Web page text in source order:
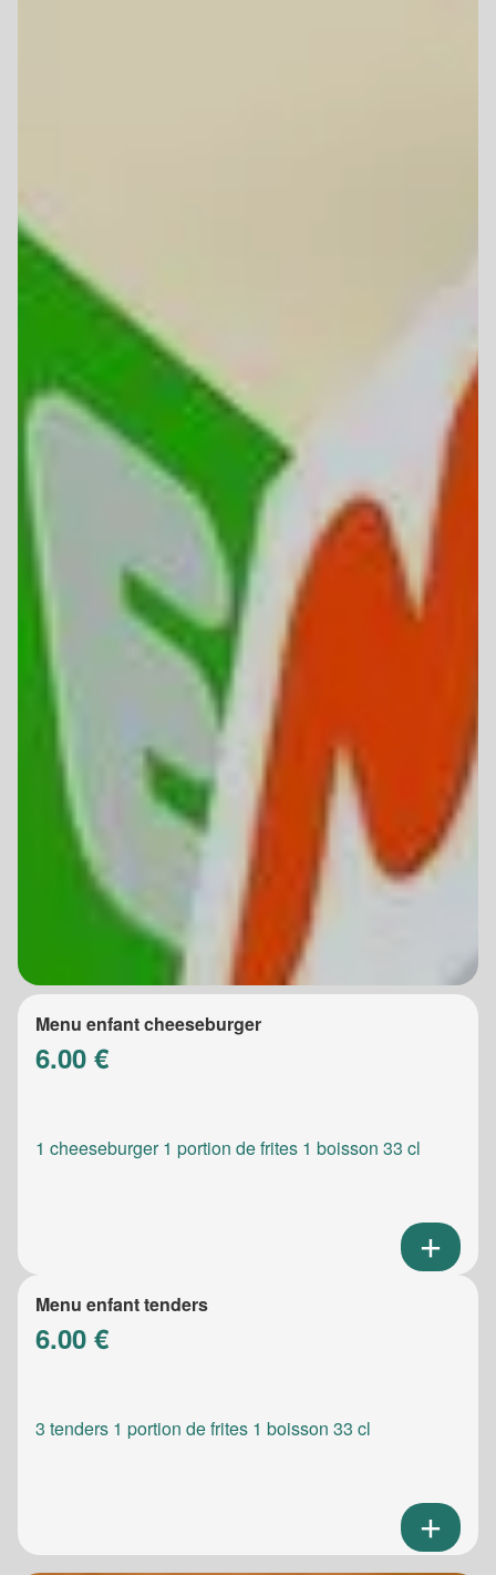
Menu enfant cheeseburger
6.00 €
1 cheeseburger 1 portion de frites 1 boisson 33 cl
Menu enfant tenders
6.00 €
3 tenders 1 portion de frites 1 boisson 33 cl